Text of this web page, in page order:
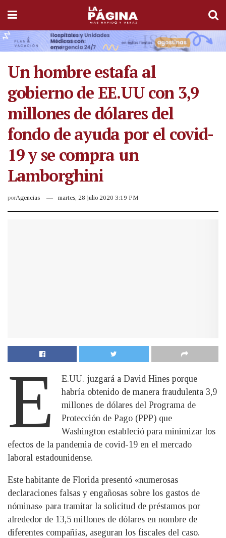
Un hombre estafa al
gobierno de EE.UU con 3,9
millones de dólares del
fondo de ayuda por el covid-
19 y se compra un
Lamborghini
porAgencias martes, 28 julio 2020 3:19 PM
E
E.UU. juzgará a David Hines porque
habría obtenido de manera fraudulenta 3,9
millones de dólares del Programa de
Protección de Pago (PPP) que
Washington estableció para minimizar los
efectos de la pandemia de covid-19 en el mercado
laboral estadounidense.
Este habitante de Florida presentó «numerosas
declaraciones falsas y engañosas sobre los gastos de
nóminas» para tramitar la solicitud de préstamos por
alrededor de 13,5 millones de dólares en nombre de
diferentes compañías, aseguran los fiscales del caso.